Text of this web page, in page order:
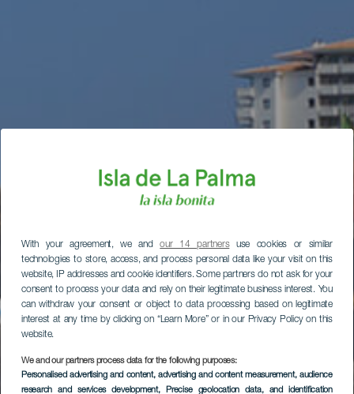
With your agreement, we andour 14 partnersuse cookies or similar
technologies to store, access, and process personal data like your visit on this
website, IP addresses and cookie identifiers. Some partners do not ask for your
consent to process your data and rely on their legitimate business interest. You
can withdraw your consent or object to data processing based on legitimate
interest at any time by clicking on “Learn More” or in our Privacy Policy on this
website.
We and our partners process data for the following purposes:
Personalised advertising and content, advertising and content measurement, audience
research and services development, Precise geolocation data, and identification